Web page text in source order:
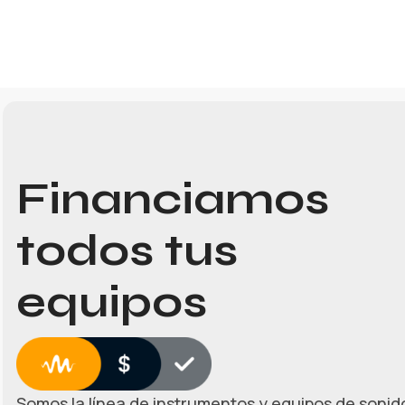
Financiamos
todos tus
equipos